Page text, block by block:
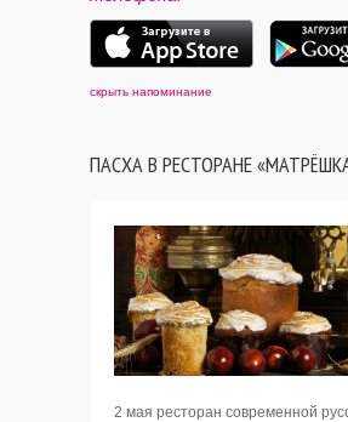
ПАРТНЕРАМ
КОНТАКТЫ
скрыть напоминание
ПАСХА В РЕСТОРАНЕ
2 мая ресторан современной